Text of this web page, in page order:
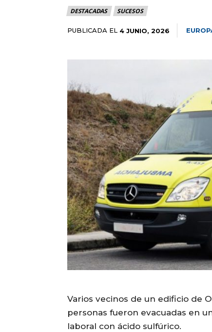
DESTACADAS SUCESOS
PUBLICADA EL 4 JUNIO, 2026
Varios vecinos de un edificio de
personas fueron evacuadas en
laboral con ácido sulfúrico.